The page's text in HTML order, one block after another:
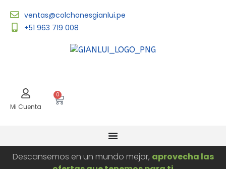
ventas@colchonesgianlui.pe
+51 963 719 008
Mi Cuenta
0
Descansemos en un mundo mejor, aprovecha las